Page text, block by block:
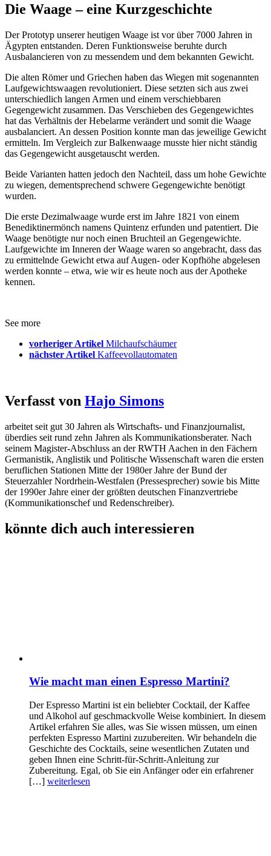
Die Waage – eine Kurzgeschichte
Der Prototyp unserer heutigen Waage ist vor über 7000 Jahren in
Ägypten entstanden. Deren Funktionsweise beruhte durch
Ausbalancieren von zu messendem und dem bekannten Gewicht.
Die alten Römer und Griechen haben das Wiegen mit sogenannten
Laufgewichtswaagen revolutioniert. Diese setzten sich aus zwei
unterschiedlich langen Armen und einem verschiebbaren
Gegengewicht zusammen. Das Verschieben des Gegengewichtes
hat das Verhältnis der Hebelarme verändert und somit die Waage
ausbalanciert. An dessen Position konnte man das jeweilige Gewicht
ermitteln. Im Vergleich zur Balkenwaage musste hier nicht ständig
das Gegengewicht ausgetauscht werden.
Beide Varianten hatten jedoch den Nachteil, dass um hohe Gewichte
zu wiegen, dementsprechend schwere Gegengewichte benötigt
wurden.
Die erste Dezimalwaage wurde erst im Jahre 1821 von einem
Benediktinermönch namens Quintenz erfunden und patentiert. Die
Waage benötigte nur noch einen Bruchteil an Gegengewichte.
Laufgewichte im Inneren der Waage waren so angebracht, dass das
zu ermittelnde Gewicht etwa auf Augen- oder Kopfhöhe abgelesen
werden konnte – etwa, wie wir es heute noch aus der Apotheke
kennen.
See more
vorheriger Artikel Milchaufschäumer
nächster Artikel Kaffeevollautomaten
Verfasst von Hajo Simons
arbeitet seit gut 30 Jahren als Wirtschafts- und Finanzjournalist,
überdies seit rund zehn Jahren als Kommunikationsberater. Nach
seinem Magister-Abschluss an der RWTH Aachen in den Fächern
Germanistik, Anglistik und Politische Wissenschaft waren die ersten
beruflichen Stationen Mitte der 1980er Jahre der Bund der
Steuerzahler Nordrhein-Westfalen (Pressesprecher) sowie bis Mitte
der 1990er Jahre einer der größten deutschen Finanzvertriebe
(Kommunikationschef und Redenschreiber).
könnte dich auch interessieren
Wie macht man einen Espresso Martini?
Der Espresso Martini ist ein beliebter Cocktail, der Kaffee
und Alkohol auf geschmackvolle Weise kombiniert. In diesem
Artikel erfahren Sie alles, was Sie wissen müssen, um einen
perfekten Espresso Martini zuzubereiten. Wir behandeln die
Geschichte des Cocktails, seine wesentlichen Zutaten und
geben Ihnen eine Schritt-für-Schritt-Anleitung zur
Zubereitung. Egal, ob Sie ein Anfänger oder ein erfahrener
[…] weiterlesen